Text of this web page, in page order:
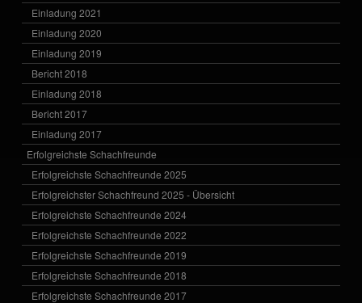
Einladung 2021
Einladung 2020
Einladung 2019
Bericht 2018
Einladung 2018
Bericht 2017
Einladung 2017
Erfolgreichste Schachfreunde
Erfolgreichste Schachfreunde 2025
Erfolgreichster Schachfreund 2025 - Übersicht
Erfolgreichste Schachfreunde 2024
Erfolgreichste Schachfreunde 2022
Erfolgreichste Schachfreunde 2019
Erfolgreichste Schachfreunde 2018
Erfolgreichste Schachfreunde 2017